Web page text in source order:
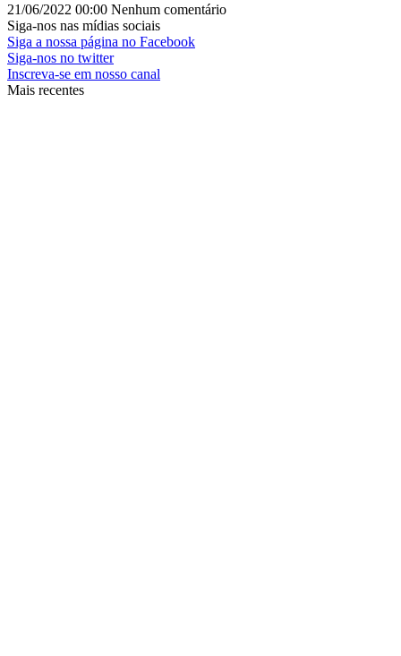
21/06/2022 00:00 Nenhum comentário
Siga-nos nas mídias sociais
Siga a nossa página no Facebook
Siga-nos no twitter
Inscreva-se em nosso canal
Mais recentes